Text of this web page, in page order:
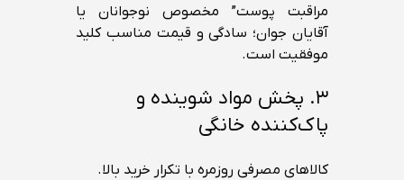
مراقبت پوست” مخصوص نوجوانان یا
آقایان جوان؛ سادگی و قیمت مناسب کلید
موفقیت است.
۳. پخش مواد شوینده و
پاک‌کننده خانگی
کالاهای مصرفی روزمره با تکرار خرید بالا.